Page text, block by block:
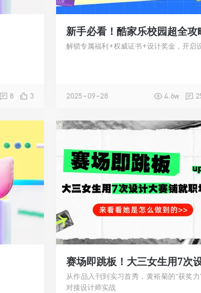
8 3
新手必看！酷家乐校园超全攻
解锁专属福利+权威证书+设计奖金，开启
2025-09-28 4.6w
从作品入刊到实习首秀，黄裕菊的“获奖
对接设计师实战